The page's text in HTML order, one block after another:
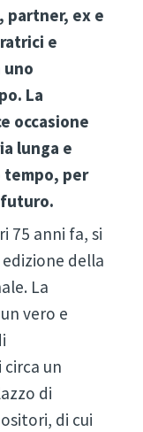
partner, ex e
e
La
occasione
lunga e
tempo, per
75 anni fa, si
della
La
vero e
un
di
di cui